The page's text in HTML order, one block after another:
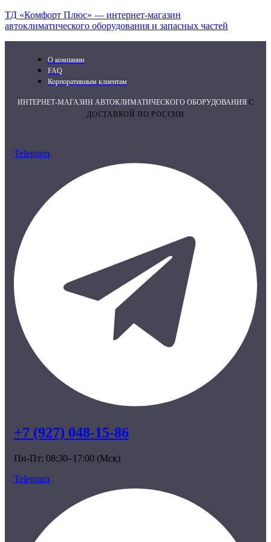
ТД «Комфорт Плюс» — интернет-магазин
автоклиматического оборудования и запасных частей
О компании
FAQ
Корпоративным клиентам
ИНТЕРНЕТ-МАГАЗИН АВТОКЛИМАТИЧЕСКОГО ОБОРУДОВАНИЯ С
ДОСТАВКОЙ ПО РОССИИ
Telegram
+7 (927) 048-15-86
Пн-Пт: 08:30–17:00 (Мск)
Telegram